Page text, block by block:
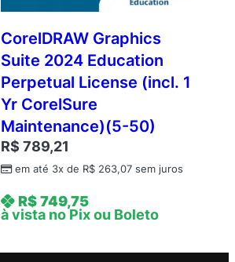
CorelDRAW Graphics
Suite 2024 Education
Perpetual License (incl. 1
Yr CorelSure
Maintenance)(5-50)
R$ 789,21
em até 3x de R$263,07sem juros
R$749,75
à vista no Pix ou Boleto